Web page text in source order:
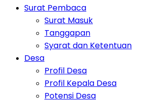
Surat Pembaca
Surat Masuk
Tanggapan
Syarat dan Ketentuan
Desa
Profil Desa
Profil Kepala Desa
Potensi Desa